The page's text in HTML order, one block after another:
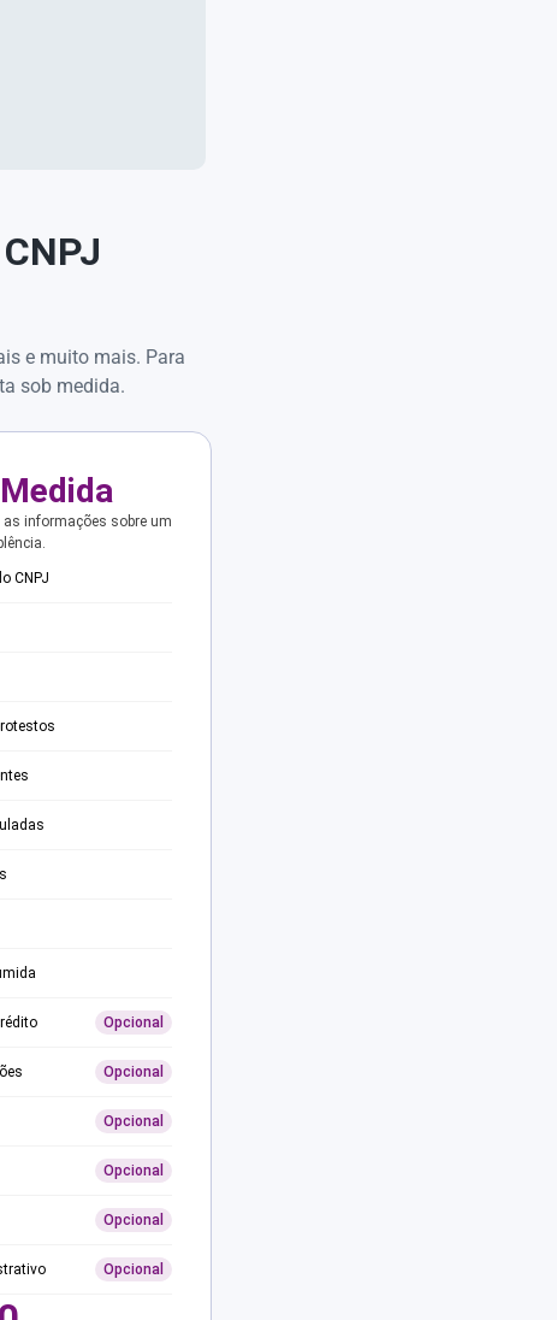
e muito mais. Para
sob medida.
informações sobre um
CNPJ
Opcional
Opcional
Opcional
Opcional
Opcional
Opcional